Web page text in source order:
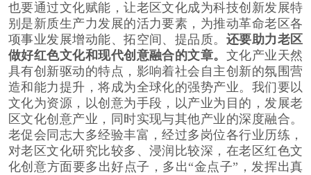
也要通过文化赋能，让老区文化成为科技创新发展特
别是新质生产力发展的活力要素，为推动革命老区各
项事业发展增动能、拓空间、提品质。 还要助力老区
做好红色文化和现代创意融合的文章。 文化产业天然
具有创新驱动的特点，影响着社会自主创新的氛围营
造和能力提升，将成为全球化的强势产业。我们要以
文化为资源，以创意为手段，以产业为目的，发展老
区文化创意产业，同时实现与其他产业的深度融合。
老促会同志大多经验丰富，经过多岗位各行业历练，
对老区文化研究比较多、浸润比较深，在老区红色文
化创意方面要多出好点子，多出“金点子”，发挥出真